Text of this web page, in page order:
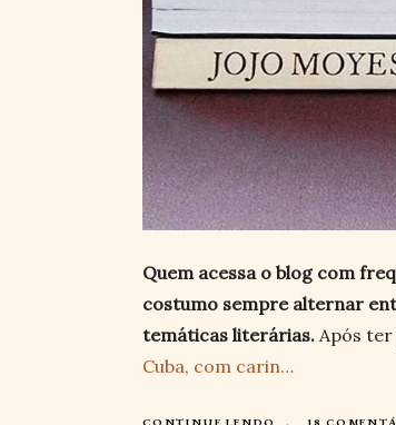
Quem acessa o blog com
costumo sempre alternar
temáticas literárias. Após ter
Cuba, com carin…